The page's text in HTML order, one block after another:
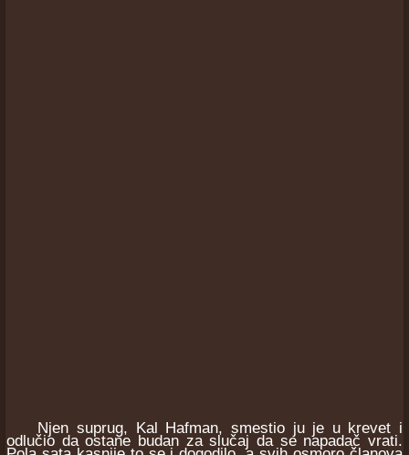
Njen suprug, Kal Hafman, smestio ju je u krevet i
odlučio da ostane budan za slučaj da se napadač vrati.